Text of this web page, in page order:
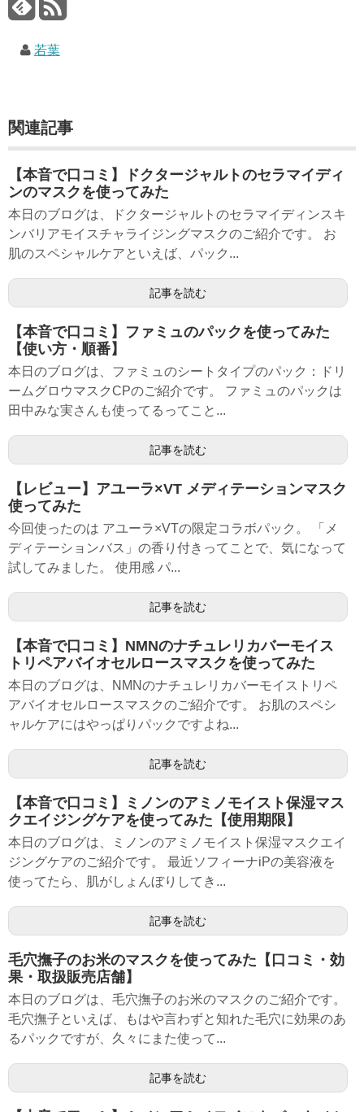
若葉
関連記事
【本音で口コミ】ドクタージャルトのセラマイディ
ンのマスクを使ってみた
本日のブログは、ドクタージャルトのセラマイディンスキ
ンバリアモイスチャライジングマスクのご紹介です。 お
肌のスペシャルケアといえば、パック...
記事を読む
【本音で口コミ】ファミュのパックを使ってみた
【使い方・順番】
本日のブログは、ファミュのシートタイプのパック：ドリ
ームグロウマスクCPのご紹介です。 ファミュのパックは
田中みな実さんも使ってるってこと...
記事を読む
【レビュー】アユーラ×VT メディテーションマスク
使ってみた
今回使ったのは アユーラ×VTの限定コラボパック。 「メ
ディテーションバス」の香り付きってことで、気になって
試してみました。 使用感 パ...
記事を読む
【本音で口コミ】NMNのナチュレリカバーモイス
トリペアバイオセルロースマスクを使ってみた
本日のブログは、NMNのナチュレリカバーモイストリペ
アバイオセルロースマスクのご紹介です。 お肌のスペシ
ャルケアにはやっぱりパックですよね...
記事を読む
【本音で口コミ】ミノンのアミノモイスト保湿マス
クエイジングケアを使ってみた【使用期限】
本日のブログは、ミノンのアミノモイスト保湿マスクエイ
ジングケアのご紹介です。 最近ソフィーナiPの美容液を
使ってたら、肌がしょんぼりしてき...
記事を読む
毛穴撫子のお米のマスクを使ってみた【口コミ・効
果・取扱販売店舗】
本日のブログは、毛穴撫子のお米のマスクのご紹介です。
毛穴撫子といえば、もはや言わずと知れた毛穴に効果のあ
るパックですが、久々にまた使って...
記事を読む